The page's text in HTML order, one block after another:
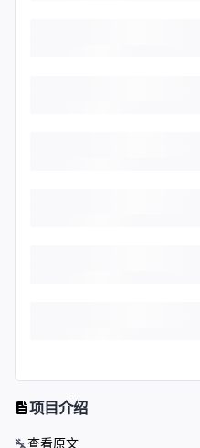
项目介绍
查看原文